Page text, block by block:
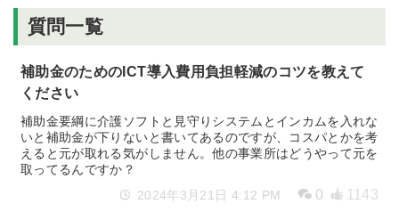
質問一覧
補助金のためのICT導入費用負担軽減のコツを教えて
ください
補助金要綱に介護ソフトと見守りシステムとインカムを入れな
いと補助金が下りないと書いてあるのですが、コスパとかを考
えると元が取れる気がしません。他の事業所はどうやって元を
取ってるんですか？
2024年3月21日 4:12 PM
0 1143